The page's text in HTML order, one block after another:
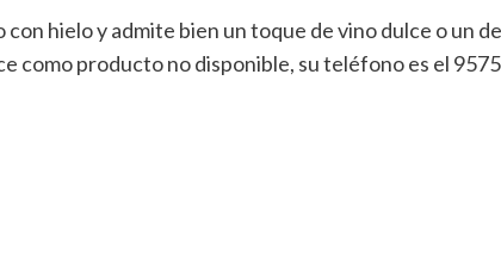
hielo y admite bien un toque de vino dulce o un
como producto no disponible, su teléfono es el